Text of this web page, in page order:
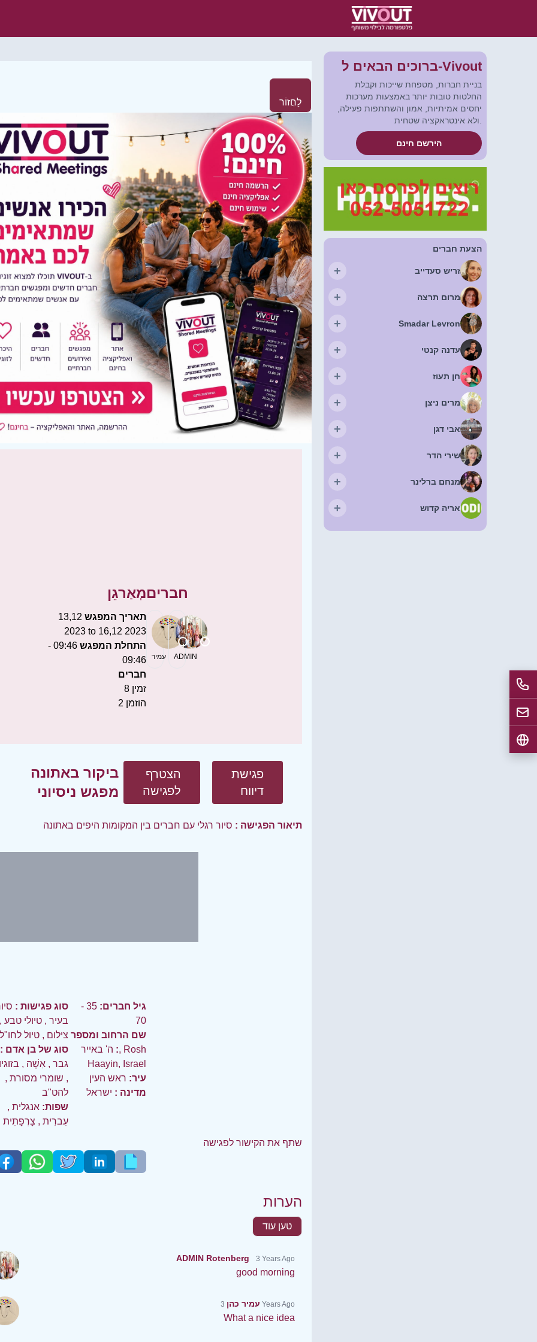
לַחֲזוֹר
מְאַרגֵן
תאריך המפגש 13,12
2023 to 16,12 2023
התחלת המפגש
09:46 -
09:46
חברים
8 זמין
2 הוזמן
חברים
עמיר ADMIN
ביקור באתונה
מפגש ניסיוני
הצטרף
לפגישה
פגישת
דיווח
תיאור הפגישה : סיור רגלי עם חברים בין המקומות היפים באתונה
סוג פגישות :
בעיר , טיולי טבע ,
צילום , טיול לחו"ל
סוג של בן אדם :
גבר , אִשָׁה ,
, שומרי מסורת ,
להט"ב
שפות: אנגלית ,
עִברִית , צָרְפָתִית
גיל חברים:
35 -
70
שם הרחוב ומספר
: ה' באייר, Rosh
Haayin, Israel
עיר: ראש העין
מדינה : ישראל
שתף את הקישור לפגישה
הערות
טען עוד
ADMIN Rotenberg 3 Years Ago
good morning
עמיר כהן 3 Years Ago
What a nice idea
ברוכים הבאים ל-Vivout
בניית חברות, מטפחת שייכות וקבלת
החלטות טובות יותר באמצעות מערכות
יחסים אמיתיות, אמון והשתתפות פעילה,
הירשם חינם
הצעת חברים
זריש סעדייב +
מרום תרצה +
Smadar Levron
+
עדנה קנטי +
חן תעוז +
מרים ניצן +
אבי דגן +
שירי הדר +
מנחם ברלינר +
אריה קדוש +